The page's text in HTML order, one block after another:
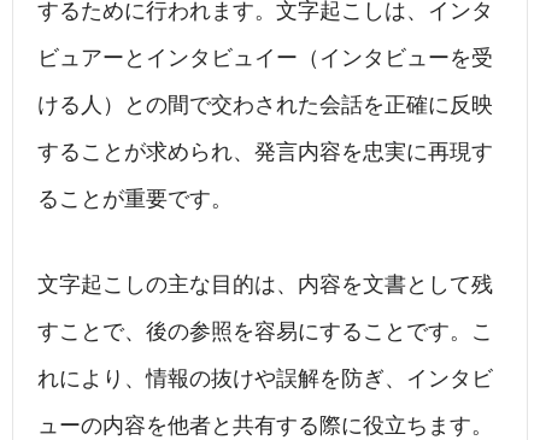
するために行われます。文字起こしは、インタ
ビュアーとインタビュイー（インタビューを受
ける人）との間で交わされた会話を正確に反映
することが求められ、発言内容を忠実に再現す
ることが重要です。
文字起こしの主な目的は、内容を文書として残
すことで、後の参照を容易にすることです。こ
れにより、情報の抜けや誤解を防ぎ、インタビ
ューの内容を他者と共有する際に役立ちます。